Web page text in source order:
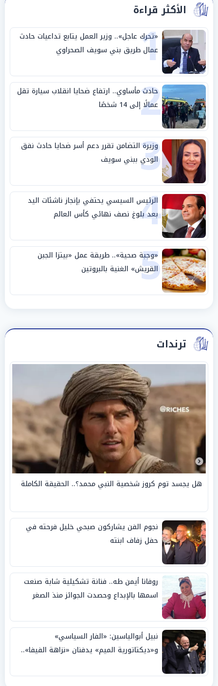
الأكثر قراءة
1
«تحرك عاجل».. وزير العمل يتابع تداعيات حادث
عمال طريق بني سويف الصحراوي
2
حادث مأساوي.. ارتفاع ضحايا انقلاب سيارة تقل
عمالًا إلى 14 شخصًا
3
وزيرة التضامن تقرر دعم أسر ضحايا حادث نفق
الودي ببني سويف
4
الرئيس السيسي يحتفي بإنجاز ناشئات اليد
بعد بلوغ نصف نهائي كأس العالم
5
«وجبة صحية».. طريقة عمل «بيتزا الجبن
القريش» الغنية بالبروتين
ترندات
هل يجسد توم كروز شخصية النبي محمد؟.. الحقيقة الكاملة
نجوم الفن يشاركون صبحي خليل فرحته في
حفل زفاف ابنته
روفانا أيمن طه.. فنانة تشكيلية شابة صنعت
اسمها بالإبداع وحصدت الجوائز منذ الصغر
نبيل أبوالياسين: «الفار السياسي»
و«ديكتاتورية الميم» يدفنان «نزاهة الفيفا»..